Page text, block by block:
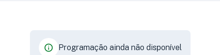
Programação ainda não disponível